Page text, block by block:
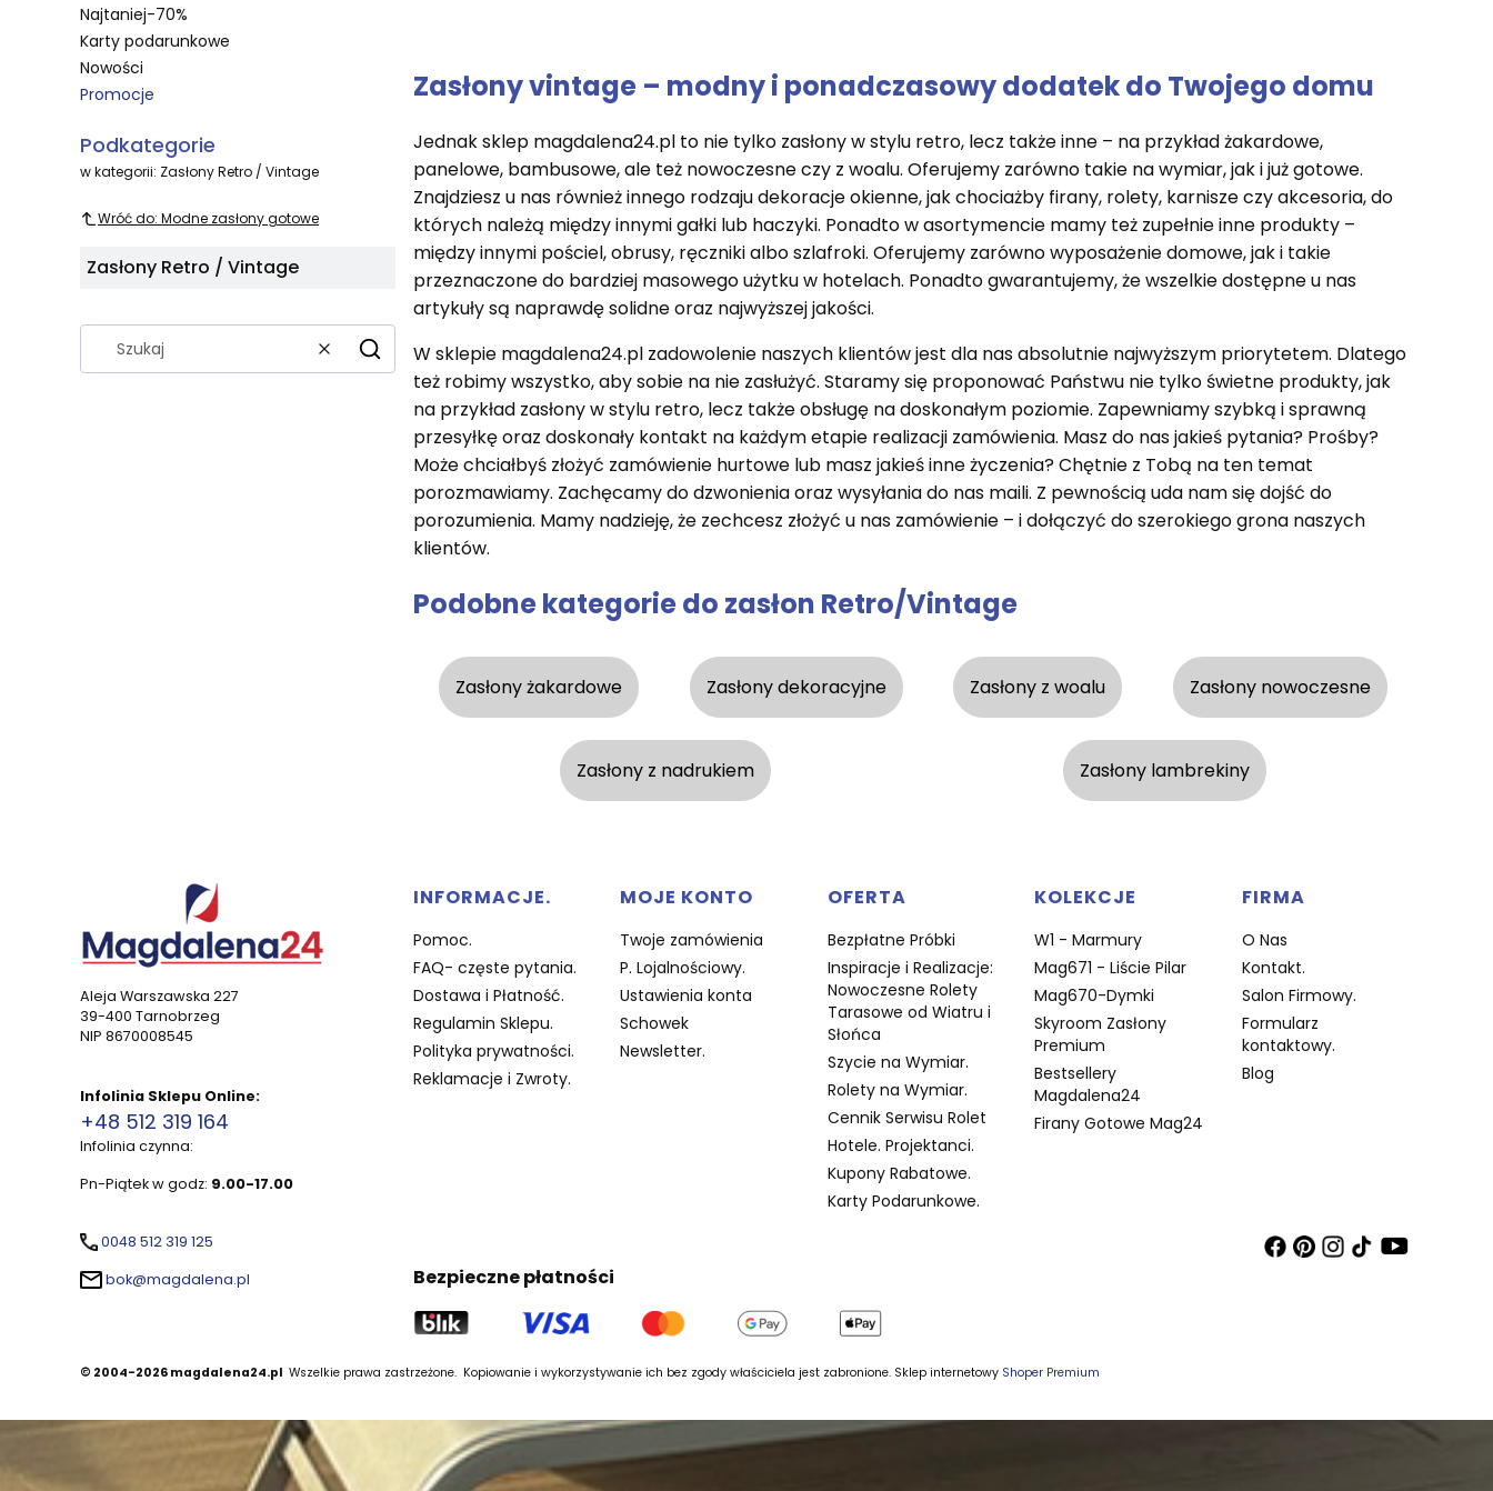
Najtaniej-70%
Karty podarunkowe
Nowości
Promocje
Podkategorie
w kategorii: Zasłony Retro / Vintage
Wróć do: Modne zasłony gotowe
Zasłony Retro / Vintage
WyczyśćSzukaj
Zasłony vintage – modny i ponadczasowy dodatek do Twojego domu
Jednak sklep magdalena24.pl to nie tylko zasłony w stylu retro, lecz także inne – na przykład żakardowe,
panelowe, bambusowe, ale też nowoczesne czy z woalu. Oferujemy zarówno takie na wymiar, jak i już gotowe.
Znajdziesz u nas również innego rodzaju dekoracje okienne, jak chociażby firany, rolety, karnisze czy akcesoria, do
których należą między innymi gałki lub haczyki. Ponadto w asortymencie mamy też zupełnie inne produkty –
między innymi pościel, obrusy, ręczniki albo szlafroki. Oferujemy zarówno wyposażenie domowe, jak i takie
przeznaczone do bardziej masowego użytku w hotelach. Ponadto gwarantujemy, że wszelkie dostępne u nas
artykuły są naprawdę solidne oraz najwyższej jakości.
W sklepie magdalena24.pl zadowolenie naszych klientów jest dla nas absolutnie najwyższym priorytetem. Dlatego
też robimy wszystko, aby sobie na nie zasłużyć. Staramy się proponować Państwu nie tylko świetne produkty, jak
na przykład zasłony w stylu retro, lecz także obsługę na doskonałym poziomie. Zapewniamy szybką i sprawną
przesyłkę oraz doskonały kontakt na każdym etapie realizacji zamówienia. Masz do nas jakieś pytania? Prośby?
Może chciałbyś złożyć zamówienie hurtowe lub masz jakieś inne życzenia? Chętnie z Tobą na ten temat
porozmawiamy. Zachęcamy do dzwonienia oraz wysyłania do nas maili. Z pewnością uda nam się dojść do
porozumienia. Mamy nadzieję, że zechcesz złożyć u nas zamówienie – i dołączyć do szerokiego grona naszych
klientów.
Podobne kategorie do zasłon Retro/Vintage
Zasłony żakardowe Zasłony dekoracyjne Zasłony z woalu Zasłony nowoczesne
Zasłony z nadrukiem Zasłony lambrekiny
Aleja Warszawska 227
39-400 Tarnobrzeg
NIP 8670008545
Infolinia Sklepu Online:
+48 512 319 164
Infolinia czynna:
Pn-Piątek w godz: 9.00-17.00
0048 512 319 125
bok@magdalena.pl
Linki w stopce
INFORMACJE.
Pomoc.
FAQ- częste pytania.
Dostawa i Płatność.
Regulamin Sklepu.
Polityka prywatności.
Reklamacje i Zwroty.
MOJE KONTO
Twoje zamówienia
P. Lojalnościowy.
Ustawienia konta
Schowek
Newsletter.
OFERTA
Bezpłatne Próbki
Inspiracje i Realizacje:
Nowoczesne Rolety
Tarasowe od Wiatru i
Słońca
Szycie na Wymiar.
Rolety na Wymiar.
Cennik Serwisu Rolet
Hotele. Projektanci.
Kupony Rabatowe.
Karty Podarunkowe.
KOLEKCJE
W1 - Marmury
Mag671 - Liście Pilar
Mag670-Dymki
Skyroom Zasłony
Premium
Bestsellery
Magdalena24
Firany Gotowe Mag24
FIRMA
O Nas
Kontakt.
Salon Firmowy.
Formularz
kontaktowy.
Blog
Bezpieczne płatności
© 2004-2026 magdalena24.pl Wszelkie prawa zastrzeżone. Kopiowanie i wykorzystywanie ich bez zgody właściciela jest zabronione. Sklep internetowy Shoper Premium